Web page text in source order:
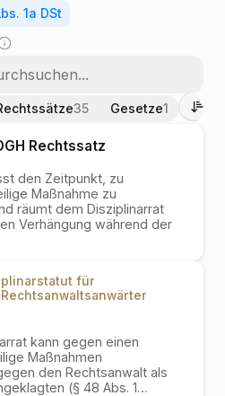
1a DSt
35 Gesetze1
Rechtssatz
den Zeitpunkt, zu
Maßnahme zu
räumt dem Disziplinarrat
Verhängung während der
für
kann gegen einen
Maßnahmen
den Rechtsanwalt als
(§ 48 Abs. 1…